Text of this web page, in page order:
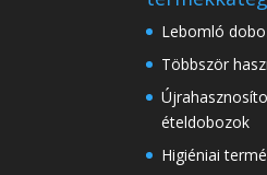
Lebomló
Többször
ételdobozok
Higiéniai